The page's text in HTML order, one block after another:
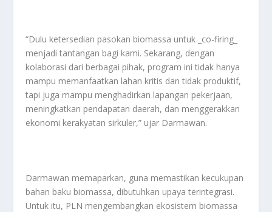
“Dulu ketersedian pasokan biomassa untuk _co-firing_
menjadi tantangan bagi kami. Sekarang, dengan
kolaborasi dari berbagai pihak, program ini tidak hanya
mampu memanfaatkan lahan kritis dan tidak produktif,
tapi juga mampu menghadirkan lapangan pekerjaan,
meningkatkan pendapatan daerah, dan menggerakkan
ekonomi kerakyatan sirkuler,” ujar Darmawan.
Darmawan memaparkan, guna memastikan kecukupan
bahan baku biomassa, dibutuhkan upaya terintegrasi.
Untuk itu, PLN mengembangkan ekosistem biomassa